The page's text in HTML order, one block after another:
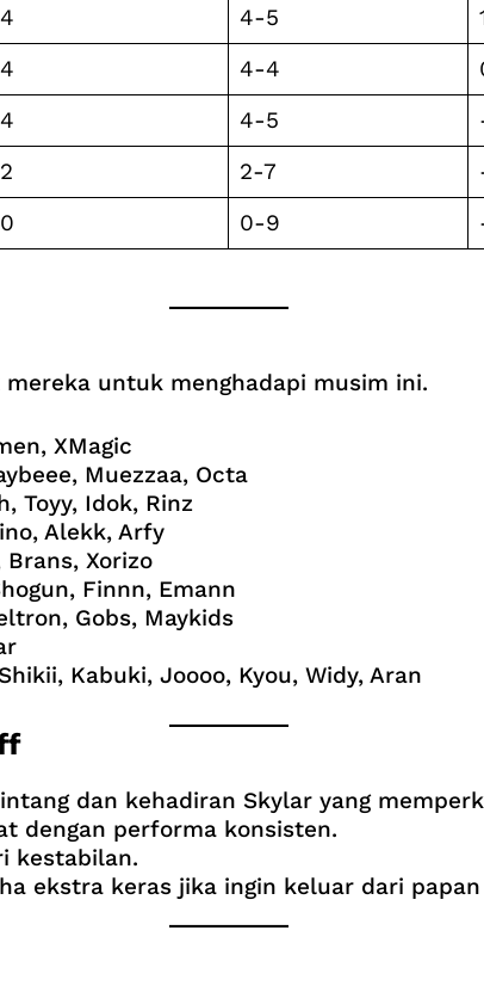
4 4-5
4 4-4
4 4-5
2 2-7
0 0-9
untuk menghadapi musim ini.
XMagic
Muezzaa, Octa
Toyy, Idok, Rinz
Alekk, Arfy
Xorizo
Finnn, Emann
Gobs, Maykids
Kabuki, Joooo, Kyou, Widy, Aran
dan kehadiran Skylar yang
dengan performa konsisten.
kestabilan.
ekstra keras jika ingin keluar dari